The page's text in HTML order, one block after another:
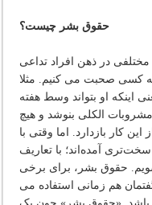
حقوق بشر چیست؟
در ذهن افراد تداعی
کسی صحبت می کنیم. مثلا
اینکه او بتواند وسط هفته
الکلی بنوشد و هیچ
کار بازدارد. اما وقتی با
آمده‌اند؛ با تعاریف
حقوق بشر، برای برخی
هم زمانی استفاده می